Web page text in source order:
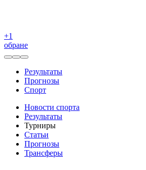
+1
обране
Результаты
Прогнозы
Спорт
Новости спорта
Результаты
Турниры
Статьи
Прогнозы
Трансферы